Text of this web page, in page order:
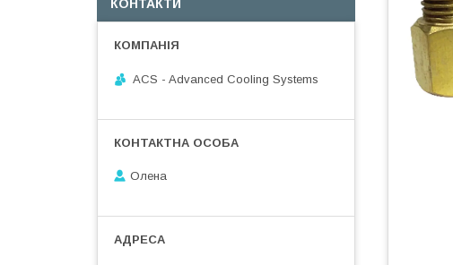
КОНТАКТИ
ACS - Advanced Cooling Systems
Олена